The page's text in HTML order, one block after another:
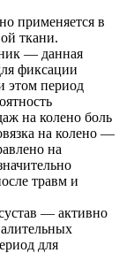
применяется в
ткани.
— данная
фиксации
этом период
на колено —
на
травм и
— активно
для